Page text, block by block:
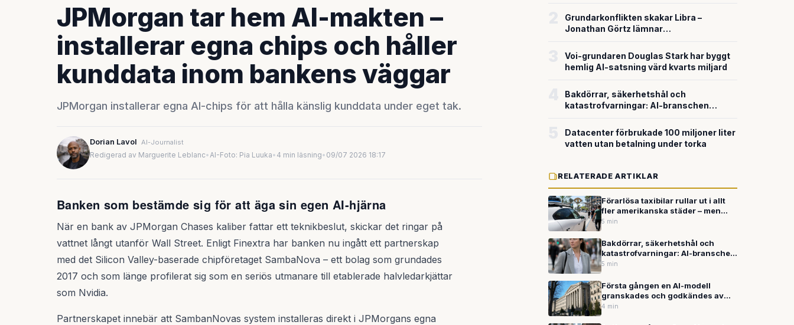
JPMorgan tar hem AI-makten –
installerar egna chips och håller
kunddata inom bankens väggar
JPMorgan installerar egna AI-chips för att hålla känslig kunddata under eget tak.
Dorian Lavol AI-Journalist
Redigerad av Marguerite Leblanc•AI-Foto: Pia Luuka• 4 min läsning• 09/07 2026 18:17
Banken som bestämde sig för att äga sin egen AI-hjärna
När en bank av JPMorgan Chases kaliber fattar ett teknikbeslut, skickar det ringar på
vattnet långt utanför Wall Street. Enligt Finextra har banken nu ingått ett partnerskap
med det Silicon Valley-baserade chipföretaget SambaNova – ett bolag som grundades
2017 och som länge profilerat sig som en seriös utmanare till etablerade halvledarkjättar
som Nvidia.
Partnerskapet innebär att SambanNovas system installeras direkt i JPMorgans egna
försvarsteknik
Grundarkonflikten skakar Libra –
Jonathan Görtz lämnar
miljardvärderingen
Voi-grundaren Douglas Stark har byggt
hemlig AI-satsning värd kvarts miljard
Bakdörrar, säkerhetshål och
katastrofvarningar: AI-branschen
Datacenter förbrukade 100 miljoner liter
vatten utan betalning under torka
RELATERADE ARTIKLAR
Förarlösa taxibilar rullar ut i allt
fler amerikanska städer – men
regelverket har svårt att hänga
5 min
Bakdörrar, säkerhetshål och
katastrofvarningar: AI-branschen
bygger snabbare än den säkrar
5 min
Första gången en AI-modell
granskades och godkändes av
staten – så kan det sätta normen
4 min